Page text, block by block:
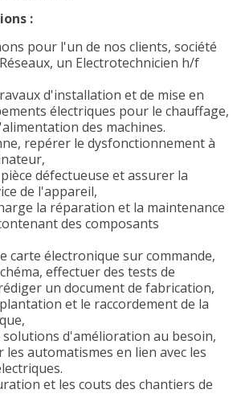
:
pour l'un de nos clients, société
un Electrotechnicien h/f
d'installation et de mise en
électriques pour le chauffage,
des machines.
repérer le dysfonctionnement à
défectueuse et assurer la
de l'appareil,
la réparation et la maintenance
des composants
carte électronique sur commande,
effectuer des tests de
un document de fabrication,
et le raccordement de la
d'amélioration au besoin,
automatismes en lien avec les
et les couts des chantiers de